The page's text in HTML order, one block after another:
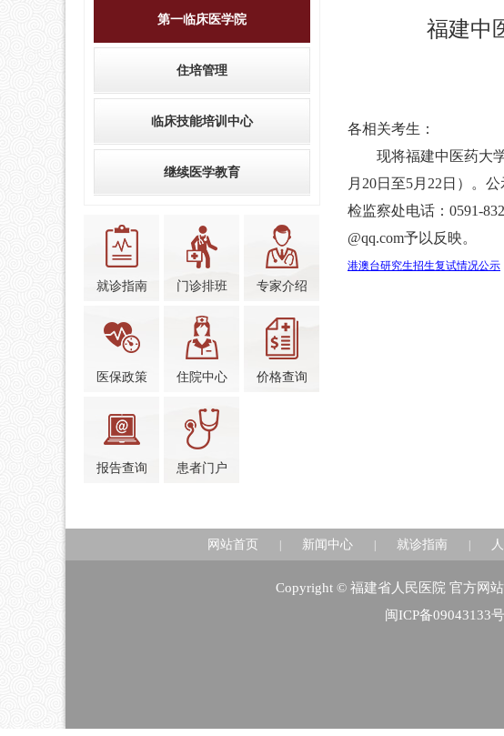
第一临床医学院
住培管理
临床技能培训中心
继续医学教育
就诊指南 门诊排班 专家介绍
医保政策 住院中心 价格查询
报告查询 患者门户
福建中
各相关考生：
现将福建中医药大学
月20日至5月22日）。
检监察处电话：0591-
@qq.com予以反映。
港澳台研究生招生复试情况公示
网站首页 新闻中心 就诊指南
Copyright © 福建省人民医院 官方网
闽ICP备09043133号